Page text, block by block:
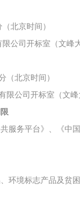
（北京时间）
公司开标室（文峰
（北京时间）
限公司开标室（文
服务平台》
《中
环境标志产品及贫